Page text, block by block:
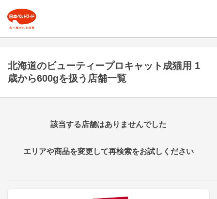
北海道のビューティープロキャット成猫用 1
歳から600gを扱う店舗一覧
該当する店舗はありませんでした
エリアや商品を変更して再検索をお試しください